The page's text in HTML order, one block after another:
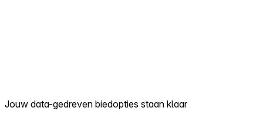
Jouw data-gedreven biedopties staan klaar